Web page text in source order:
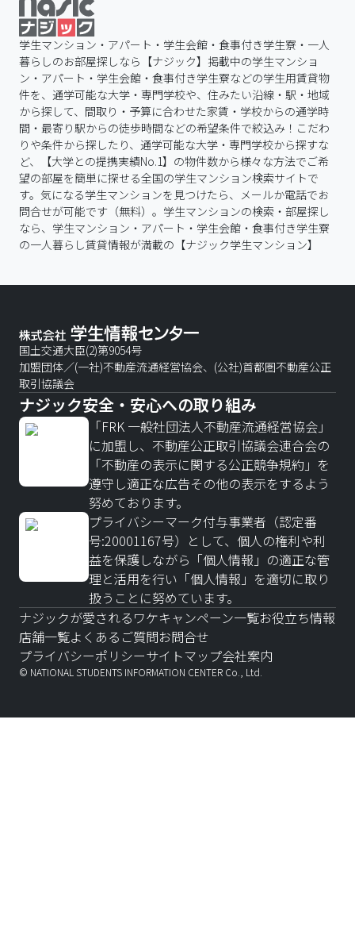
学生マンション・アパート・学生会館・食事付き学生寮・一人
暮らしのお部屋探しなら【ナジック】掲載中の学生マンショ
ン・アパート・学生会館・食事付き学生寮などの学生用賃貸物
件を、通学可能な大学・専門学校や、住みたい沿線・駅・地域
から探して、間取り・予算に合わせた家賃・学校からの通学時
間・最寄り駅からの徒歩時間などの希望条件で絞込み！こだわ
りや条件から探したり、通学可能な大学・専門学校から探すな
ど、【大学との提携実績No.1】の物件数から様々な方法でご希
望の部屋を簡単に探せる全国の学生マンション検索サイトで
す。気になる学生マンションを見つけたら、メールか電話でお
問合せが可能です（無料）。学生マンションの検索・部屋探し
なら、学生マンション・アパート・学生会館・食事付き学生寮
の一人暮らし賃貸情報が満載の【ナジック学生マンション】
国土交通大臣(2)第9054号
加盟団体／(一社)不動産流通経営協会、(公社)首都圏不動産公正
取引協議会
ナジック安全・安心への取り組み
「FRK 一般社団法人不動産流通経営協会」
に加盟し、不動産公正取引協議会連合会の
「不動産の表示に関する公正競争規約」を
遵守し適正な広告その他の表示をするよう
努めております。
プライバシーマーク付与事業者（認定番
号:20001167号）として、個人の権利や利
益を保護しながら「個人情報」の適正な管
理と活用を行い「個人情報」を適切に取り
扱うことに努めています。
ナジックが愛されるワケキャンペーン一覧お役立ち情報
店舗一覧よくあるご質問お問合せ
プライバシーポリシーサイトマップ会社案内
© NATIONAL STUDENTS INFORMATION CENTER Co., Ltd.